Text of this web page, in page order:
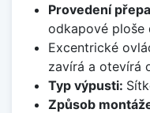
Provedení
odkapové ploše
Excentrické
zavírá a otevírá
Typ výpusti:
Způsob